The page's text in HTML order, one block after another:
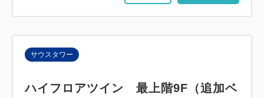
サウスタワー
ハイフロアツイン 最上階9F（追加ベ